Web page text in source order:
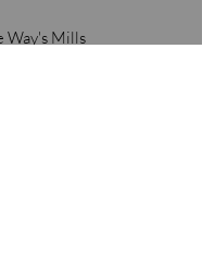
Way's Mills